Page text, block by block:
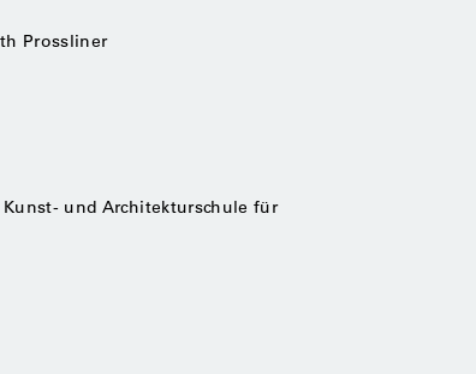
Prossliner
und Architekturschule für